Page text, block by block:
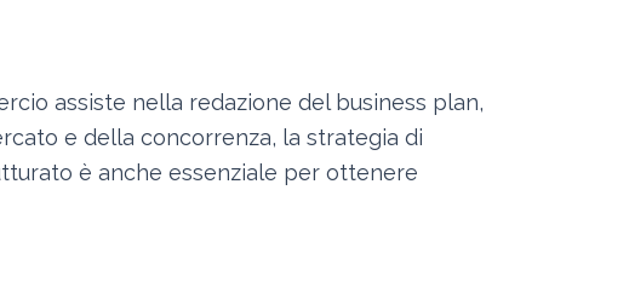
assiste nella redazione del business plan,
e della concorrenza, la strategia di
è anche essenziale per ottenere